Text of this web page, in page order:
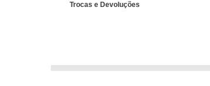
Trocas e Devoluções